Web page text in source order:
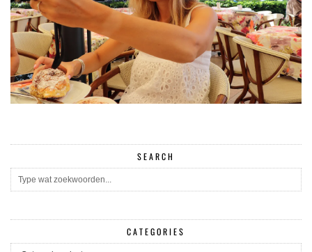
SEARCH
CATEGORIES
CATEGORIES